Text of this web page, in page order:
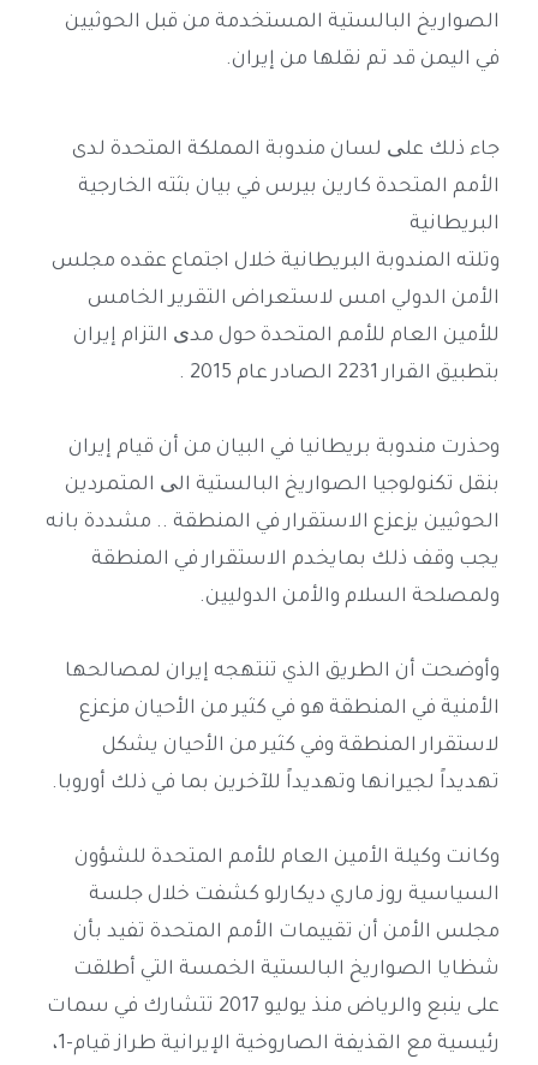
الصواريخ البالستية المستخدمة من قبل الحوثيين
في اليمن قد تم نقلها من إيران.
جاء ذلك علی لسان مندوبة المملكة المتحدة لدى
الأمم المتحدة كارين بيرس في بيان بثته الخارجية
البريطانية
وتلته المندوبة البريطانية خلال اجتماع عقده مجلس
الأمن الدولي امس لاستعراض التقرير الخامس
للأمين العام للأمم المتحدة حول مدی التزام إيران
بتطبيق القرار 2231 الصادر عام 2015 .
وحذرت مندوبة بريطانيا في البيان من أن قيام إيران
بنقل تكنولوجيا الصواريخ البالستية الی المتمردين
الحوثيين يزعزع الاستقرار في المنطقة .. مشددة بانه
يجب وقف ذلك بمايخدم الاستقرار في المنطقة
ولمصلحة السلام والأمن الدوليين.
وأوضحت أن الطريق الذي تنتهجه إيران لمصالحها
الأمنية في المنطقة هو في كثير من الأحيان مزعزع
لاستقرار المنطقة وفي كثير من الأحيان يشكل
تهديداً لجيرانها وتهديداً للآخرين بما في ذلك أوروبا.
وكانت وكيلة الأمين العام للأمم المتحدة للشؤون
السياسية روز ماري ديكارلو كشفت خلال جلسة
مجلس الأمن أن تقييمات الأمم المتحدة تفيد بأن
شظايا الصواريخ البالستية الخمسة التي أطلقت
على ينبع والرياض منذ يوليو 2017 تتشارك في سمات
رئيسية مع القذيفة الصاروخية الإيرانية طراز قيام-1،